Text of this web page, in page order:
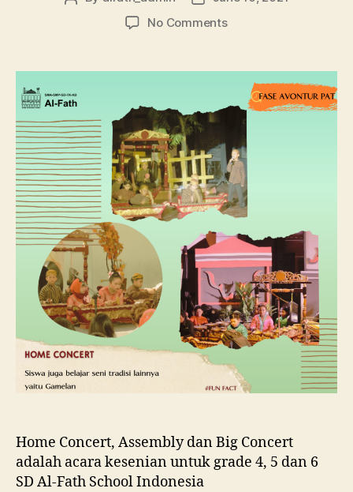
No Comments
Home Concert, Assembly dan Big Concert
adalah acara kesenian untuk grade 4, 5 dan 6
SD Al-Fath School Indonesia